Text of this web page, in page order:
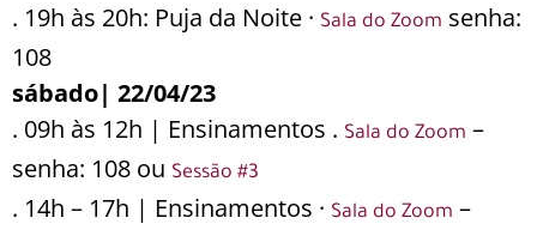
. 19h às 20h: Puja da Noite · Sala do Zoom senha:
108
sábado| 22/04/23
. 09h às 12h | Ensinamentos . Sala do Zoom –
senha: 108 ou Sessão #3
. 14h – 17h | Ensinamentos · Sala do Zoom –